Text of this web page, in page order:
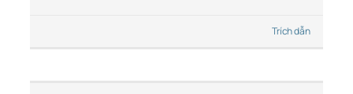
Trích dẫn